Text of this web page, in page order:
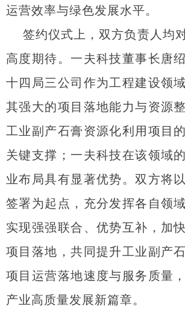
运营效率与绿色发展水平。
签约仪式上，双方负责人均
高度期待。一夫科技董事长唐
十四局三公司作为工程建设领
其强大的项目落地能力与资源
工业副产石膏资源化利用项目
关键支撑；一夫科技在该领域
业布局具有显著优势。双方将
签署为起点，充分发挥各自领
实现强强联合、优势互补，加
项目落地，共同提升工业副产
项目运营落地速度与服务质量
产业高质量发展新篇章。